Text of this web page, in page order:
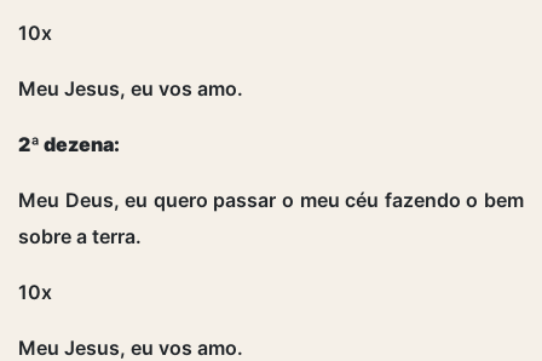
10x
Meu Jesus, eu vos amo.
2ª dezena:
Meu Deus, eu quero passar o meu céu fazendo o bem
sobre a terra.
10x
Meu Jesus, eu vos amo.